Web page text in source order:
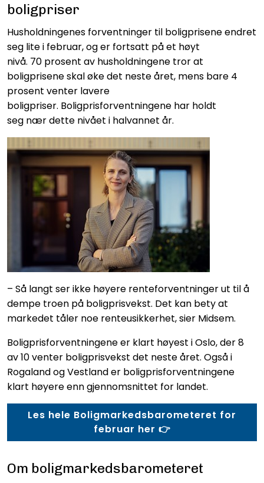
boligpriser
Husholdningenes forventninger til boligprisene endret
seg lite i februar, og er fortsatt på et høyt
nivå. 70 prosent av husholdningene tror at
boligprisene skal øke det neste året, mens bare 4
prosent venter lavere
boligpriser. Boligprisforventningene har holdt
seg nær dette nivået i halvannet år.
– Så langt ser ikke høyere renteforventninger ut til å
dempe troen på boligprisvekst. Det kan bety at
markedet tåler noe renteusikkerhet, sier Midsem.
Boligprisforventningene er klart høyest i Oslo, der 8
av 10 venter boligprisvekst det neste året. Også i
Rogaland og Vestland er boligprisforventningene
klart høyere enn gjennomsnittet for landet.
Les hele Boligmarkedsbarometeret for
februar her 👉
Om boligmarkedsbarometeret